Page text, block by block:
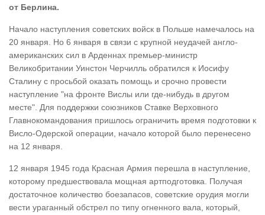
от Берлина.
Начало наступления советских войск в Польше намечалось на
20 января. Но 6 января в связи с крупной неудачей англо-
американских сил в Арденнах премьер-министр
Великобритании Уинстон Черчилль обратился к Иосифу
Сталину с просьбой оказать помощь и срочно провести
наступление "на фронте Вислы или где-нибудь в другом
месте". Для поддержки союзников Ставке Верховного
Главнокомандования пришлось ограничить время подготовки к
Висло-Одерской операции, начало которой было перенесено
на 12 января.
12 января 1945 года Красная Армия перешла в наступление,
которому предшествовала мощная артподготовка. Получая
достаточное количество боезапасов, советские орудия могли
вести ураганный обстрел по типу огненного вала, который,